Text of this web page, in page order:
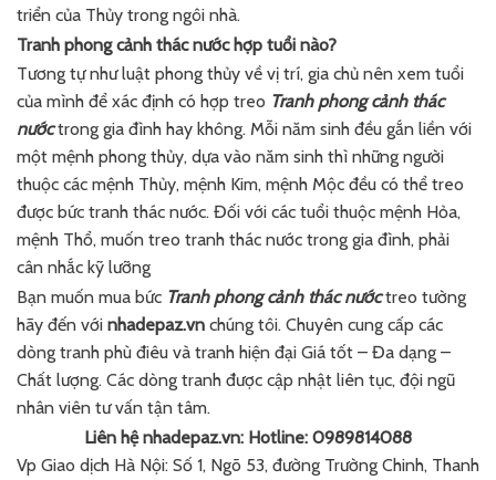
triển của Thủy trong ngôi nhà.
Tranh phong cảnh thác nước hợp tuổi nào?
Tương tự như luật phong thủy về vị trí, gia chủ nên xem tuổi
của mình để xác định có hợp treo Tranh phong cảnh thác
nướctrong gia đình hay không. Mỗi năm sinh đều gắn liền với
một mệnh phong thủy, dựa vào năm sinh thì những người
thuộc các mệnh Thủy, mệnh Kim, mệnh Mộc đều có thể treo
được bức tranh thác nước. Đối với các tuổi thuộc mệnh Hỏa,
mệnh Thổ, muốn treo tranh thác nước trong gia đình, phải
cân nhắc kỹ lưỡng
Bạn muốn mua bức Tranh phong cảnh thác nướctreo tường
hãy đến với nhadepaz.vn chúng tôi. Chuyên cung cấp các
dòng tranh phù điêu và tranh hiện đại Giá tốt – Đa dạng –
Chất lượng. Các dòng tranh được cập nhật liên tục, đội ngũ
nhân viên tư vấn tận tâm.
Liên hệ nhadepaz.vn: Hotline: 0989814088
Vp Giao dịch Hà Nội: Số 1, Ngõ 53, đường Trường Chinh, Thanh